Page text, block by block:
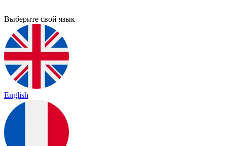
Выберите свой язык
English